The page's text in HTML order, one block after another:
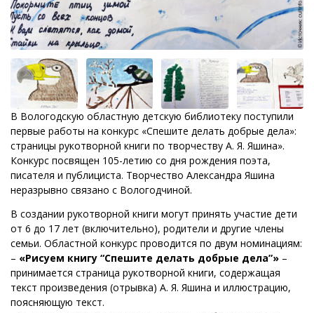
В Вологодскую областную детскую библиотеку поступили
первые работы на конкурс «Спешите делать добрые дела»:
страницы рукотворной книги по творчеству А. Я. Яшина».
Конкурс посвящен 105-летию со дня рождения поэта,
писателя и публициста. Творчество Александра Яшина
неразрывно связано с Вологодчиной.
В создании рукотворной книги могут принять участие дети
от 6 до 17 лет (включительно), родители и другие члены
семьи. Областной конкурс проводится по двум номинациям:
– «Рисуем книгу “Спешите делать добрые дела”» –
принимается страница рукотворной книги, содержащая
текст произведения (отрывка) А. Я. Яшина и иллюстрацию,
поясняющую текст.